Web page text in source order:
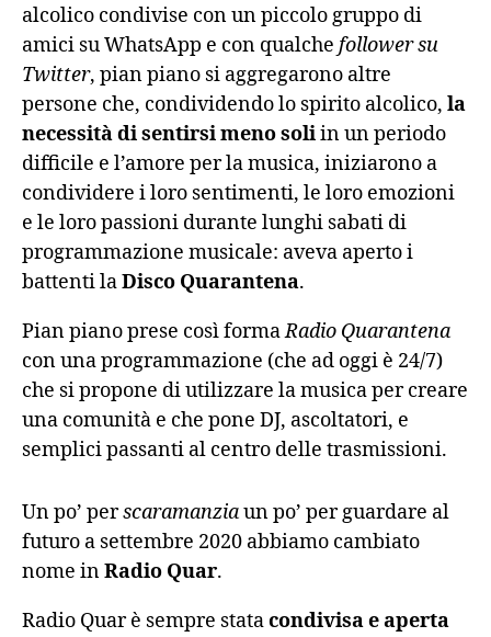
alcolico condivise con un piccolo gruppo di
amici su WhatsApp e con qualche follower su
Twitter, pian piano si aggregarono altre
persone che, condividendo lo spirito alcolico, la
necessità di sentirsi meno soliin un periodo
difficile e l’amore per la musica, iniziarono a
condividere i loro sentimenti, le loro emozioni
e le loro passioni durante lunghi sabati di
programmazione musicale: aveva aperto i
battenti laDisco Quarantena.
Pian piano prese così formaRadio Quarantena
con una programmazione (che ad oggi è 24/7)
che si propone di utilizzare la musica per creare
una comunità e che pone DJ, ascoltatori, e
semplici passanti al centro delle trasmissioni.
Un po’ perscaramanziaun po’ per guardare al
futuro a settembre 2020 abbiamo cambiato
nome inRadio Quar.
Radio Quar è sempre statacondivisa e aperta